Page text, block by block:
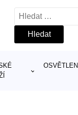
Vyhledávání
OSVĚTLENÍ